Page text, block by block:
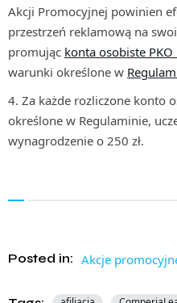
Akcji Promocyjnej powinien
przestrzeń reklamową na
promując konta osobiste PKO
warunki określone w
Za każde rozliczone konto
określone w Regulaminie,
wynagrodzenie o 250 zł.
Posted in: Akcje